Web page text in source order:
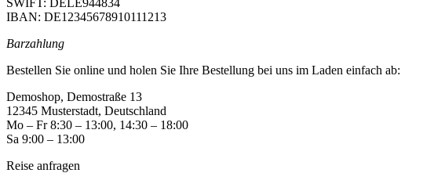
IBAN: DE12345678910111213
Barzahlung
Bestellen Sie online und holen Sie Ihre Bestellung bei uns im Laden einfach ab:
Demoshop, Demostraße 13
12345 Musterstadt, Deutschland
Mo – Fr 8:30 – 13:00, 14:30 – 18:00
Sa 9:00 – 13:00
Reise anfragen